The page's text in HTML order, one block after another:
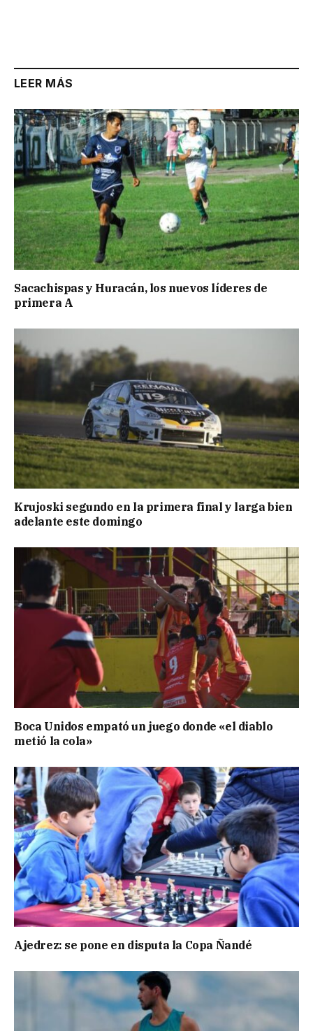
LEER MÁS
Sacachispas y Huracán, los nuevos líderes de
primera A
Krujoski segundo en la primera final y larga bien
adelante este domingo
Boca Unidos empató un juego donde «el diablo
metió la cola»
Ajedrez: se pone en disputa la Copa Ñandé